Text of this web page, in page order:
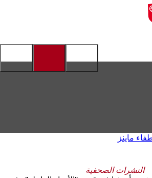
ماينز
النشرات الصحفية